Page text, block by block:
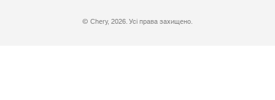
© Chery, 2026. Усі права захищено.